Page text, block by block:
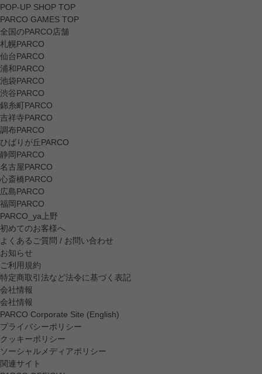
POP-UP SHOP TOP
PARCO GAMES TOP
全国のPARCO店舗
札幌PARCO
仙台PARCO
浦和PARCO
池袋PARCO
渋谷PARCO
錦糸町PARCO
吉祥寺PARCO
調布PARCO
ひばりが丘PARCO
静岡PARCO
名古屋PARCO
心斎橋PARCO
広島PARCO
福岡PARCO
PARCO_ya上野
初めてのお客様へ
よくあるご質問 / お問い合わせ
お知らせ
ご利用規約
特定商取引法など法令に基づく表記
会社情報
会社情報
PARCO Corporate Site (English)
プライバシーポリシー
クッキーポリシー
ソーシャルメディアポリシー
関連サイト